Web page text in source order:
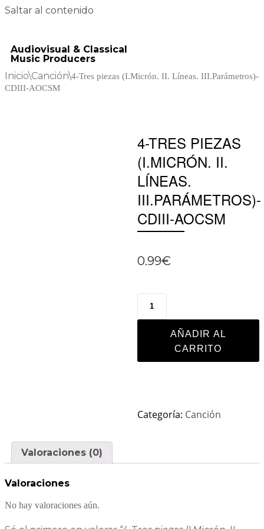
Saltar al contenido
Audiovisual & Classical
Music Producers
Inicio\Canción\4-Tres piezas (I.Micrón. II. Líneas. III.Parámetros)-
CDIII-AOCSM
4-TRES PIEZAS
(I.MICRÓN. II.
LÍNEAS.
III.PARÁMETROS)-
CDIII-AOCSM
0.99€
AÑADIR AL
CARRITO
Categoría: Canción
Valoraciones (0)
Valoraciones
No hay valoraciones aún.